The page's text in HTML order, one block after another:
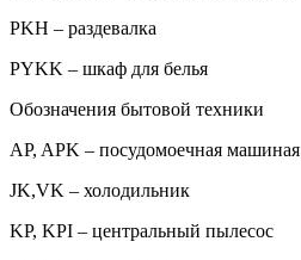
PKH – раздевалка
PYKK – шкаф для белья
Обозначения бытовой техники
AP, APK – посудомоечная машиная
JK,VK – холодильник
KP, KPI – центральный пылесос